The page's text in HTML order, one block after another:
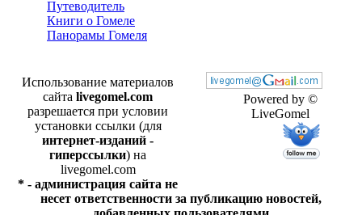
Путеводитель
Книги о Гомеле
Панорамы Гомеля
Powered by ©
LiveGomel
Использование материалов
сайта livegomel.com
разрешается при условии
установки ссылки (для
интернет-изданий -
гиперссылки) на
livegomel.com
* - администрация сайта не
несет ответственности за публикацию новостей,